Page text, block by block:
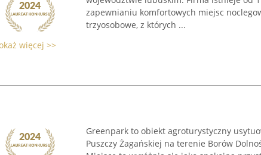
więcej >>
zapewnianiu komfortowych miejsc
trzyosobowe, z których ...
Greenpark to obiekt agroturystyczny
Puszczy Żagańskiej na terenie Borów